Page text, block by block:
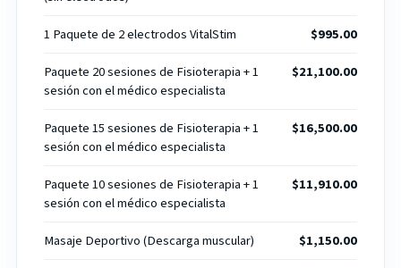
1 Paquete de 2 electrodos VitalStim
$995.00
Paquete 20 sesiones de Fisioterapia + 1
sesión con el médico especialista
$21,100.00
Paquete 15 sesiones de Fisioterapia + 1
sesión con el médico especialista
$16,500.00
Paquete 10 sesiones de Fisioterapia + 1
sesión con el médico especialista
$11,910.00
Masaje Deportivo (Descarga muscular)
$1,150.00